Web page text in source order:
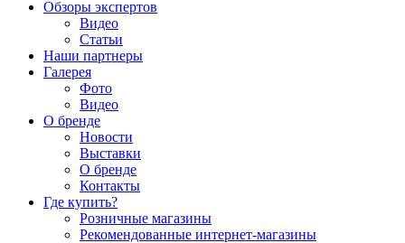
Обзоры экспертов
Видео
Статьи
Наши партнеры
Галерея
Фото
Видео
О бренде
Новости
Выставки
О бренде
Контакты
Где купить?
Розничные магазины
Рекомендованные интернет-магазины